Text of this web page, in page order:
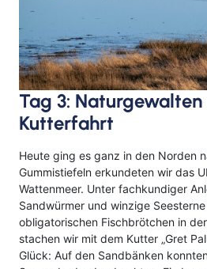
Tag 3: Naturgewalten
Kutterfahrt
Heute ging es ganz in den Norden
Gummistiefeln erkundeten wir das
Wattenmeer. Unter fachkundiger
Sandwürmer und winzige
obligatorischen Fischbrötchen in
stachen wir mit dem Kutter „Gret
Glück: Auf den Sandbänken